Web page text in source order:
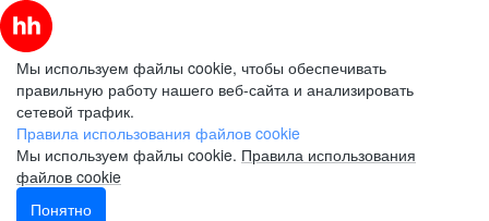
Мы используем файлы cookie, чтобы обеспечивать
правильную работу нашего веб-сайта и анализировать
сетевой трафик.
Правила использования файлов cookie
Мы используем файлы cookie. Правила использования
файлов cookie
Понятно